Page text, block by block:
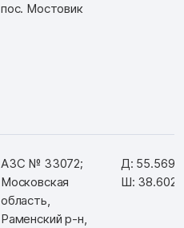
пос. Мостовик
АЗС № 33072;
Московская
область,
Раменский р-н,
Д:
Ш: